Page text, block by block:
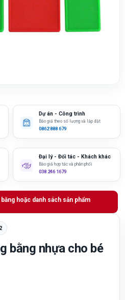
Dự án - Công trình
Báo giá theo số lượng và lắp đặt
0862 888 679
Đại lý - Đối tác - Khách khác
Báo giá hợp tác và phân phối
038 246 1679
hoặc danh sách sản phẩm
bằng nhựa cho bé